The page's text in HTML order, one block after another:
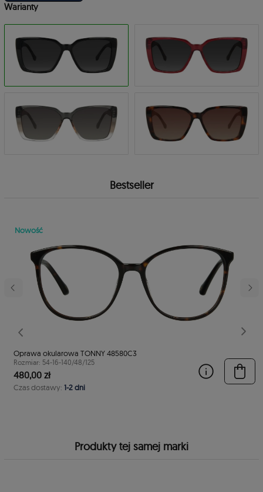
Warianty
Bestseller
Poprzedni
Nowość
Oprawa okularowa TONNY 48580C3
Rozmiar: 54-16-140/48/125
480,00 zł
Czas dostawy: 1-2 dni
Produkty tej samej marki